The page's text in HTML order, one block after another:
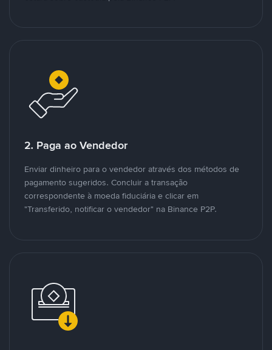
2. Paga ao Vendedor
Enviar dinheiro para o vendedor através dos métodos de
pagamento sugeridos. Concluir a transação
correspondente à moeda fiduciária e clicar em
"Transferido, notificar o vendedor" na Binance P2P.